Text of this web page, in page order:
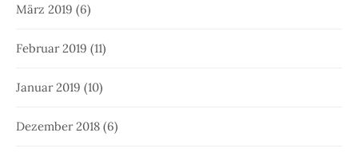
März 2019 (6)
Februar 2019 (11)
Januar 2019 (10)
Dezember 2018 (6)